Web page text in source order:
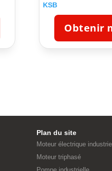
KSB
Obtenir
Plan du site
Moteur électrique industriel
Moteur triphasé